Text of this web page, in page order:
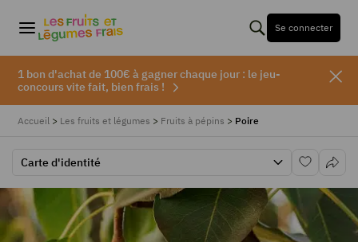
Se connecter
1 bon d'achat de 100€ à gagner chaque jour : le jeu-
concours vite fait, bien frais !
Accueil > Les fruits et légumes > Fruits à pépins > Poire
Carte d'identité